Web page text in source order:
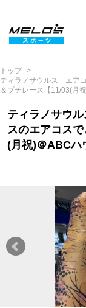
トップ
ティラノサウルス エア
＆プチレース【11/03(月
ティラノサウ
スのエアコス
(月祝)＠ABCハ